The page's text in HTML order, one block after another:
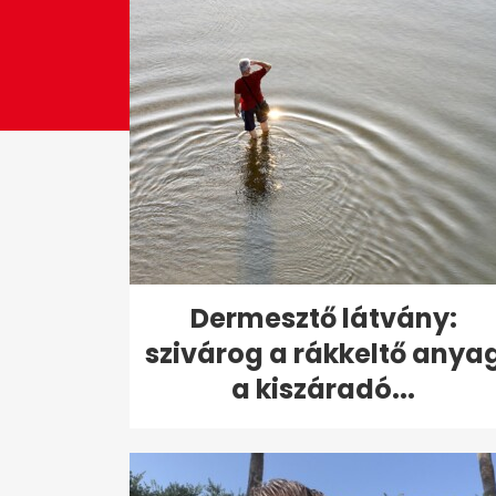
Dermesztő látvány:
szivárog a rákkeltő
a kiszáradó...